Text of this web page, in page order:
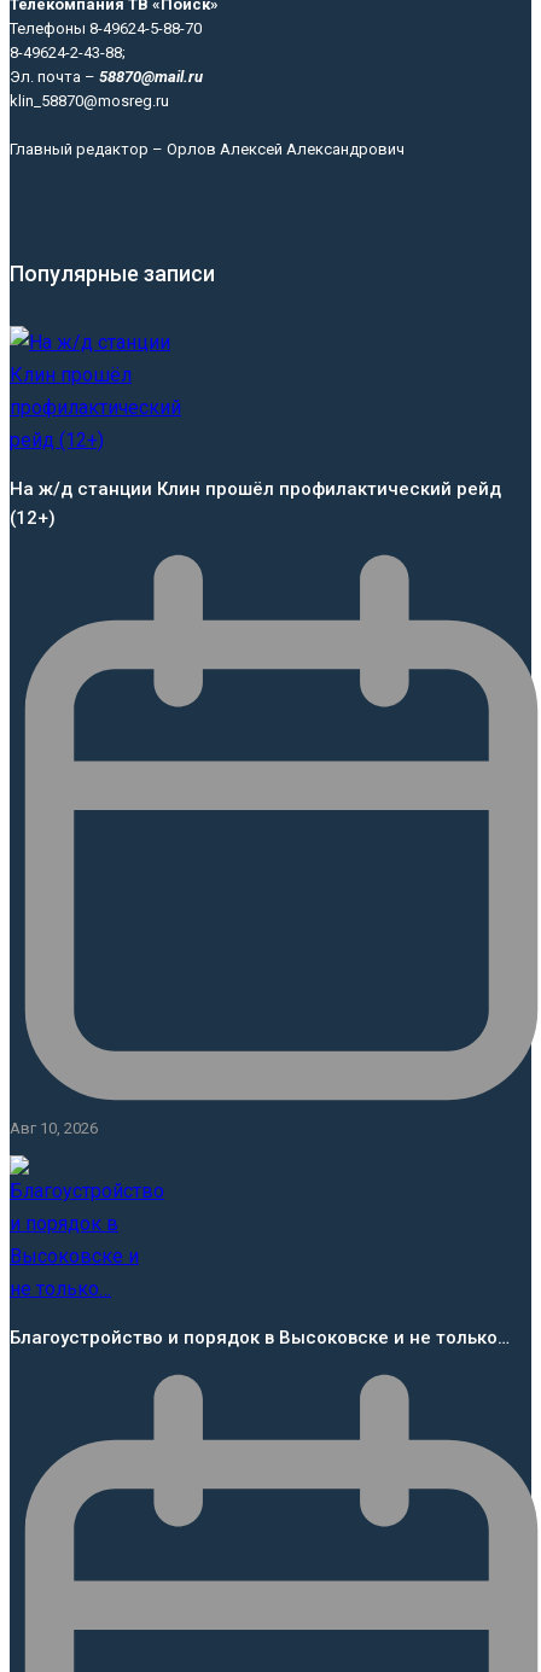
Телекомпания ТВ «Поиск»
Телефоны 8-49624-5-88-70
8-49624-2-43-88;
Эл. почта – 58870@mail.ru
klin_58870@mosreg.ru
Главный редактор – Орлов Алексей Александрович
Популярные записи
На ж/д станции Клин прошёл профилактический рейд
(12+)
Авг 10, 2026
Благоустройство и порядок в Высоковске и не только…